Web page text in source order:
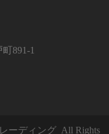
891-1
ーディング All Rights